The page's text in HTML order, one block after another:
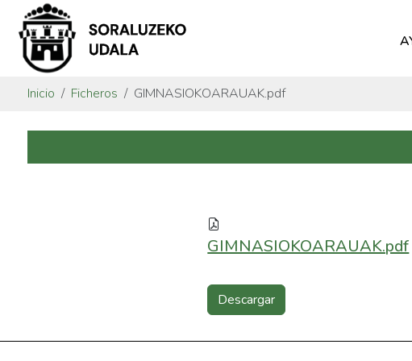
Inicio Ficheros GIMNASIOKOARAUAK.pdf
GIMNASIOKOARAUAK.pdf
Descargar